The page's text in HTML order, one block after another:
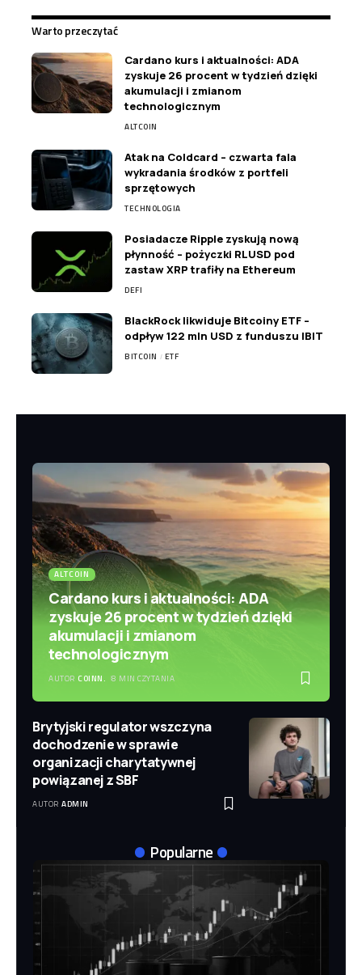
Warto przeczytać
Cardano kurs i aktualności: ADA
zyskuje 26 procent w tydzień dzięki
akumulacji i zmianom
technologicznym
ALTCOIN
Atak na Coldcard – czwarta fala
wykradania środków z portfeli
sprzętowych
TECHNOLOGIA
Posiadacze Ripple zyskują nową
płynność – pożyczki RLUSD pod
zastaw XRP trafiły na Ethereum
DEFI
BlackRock likwiduje Bitcoiny ETF –
odpływ 122 mln USD z funduszu IBIT
BITCOIN ETF
ALTCOIN
Cardano kurs i aktualności: ADA
zyskuje 26 procent w tydzień dzięki
akumulacji i zmianom
technologicznym
AUTOR COINN. 8 MIN CZYTANIA
Brytyjski regulator wszczyna
dochodzenie w sprawie
organizacji charytatywnej
powiązanej z SBF
AUTOR ADMIN
Popularne